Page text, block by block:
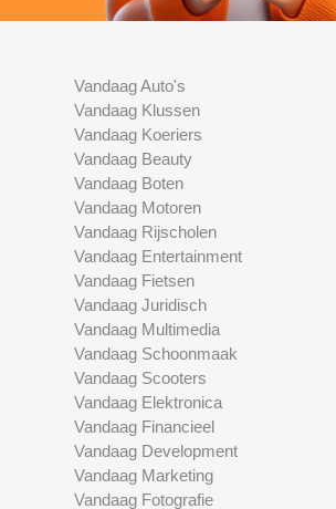
Vandaag Auto's
Vandaag Klussen
Vandaag Koeriers
Vandaag Beauty
Vandaag Boten
Vandaag Motoren
Vandaag Rijscholen
Vandaag Entertainment
Vandaag Fietsen
Vandaag Juridisch
Vandaag Multimedia
Vandaag Schoonmaak
Vandaag Scooters
Vandaag Elektronica
Vandaag Financieel
Vandaag Development
Vandaag Marketing
Vandaag Fotografie